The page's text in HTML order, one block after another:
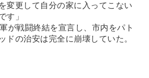
変更して自分の家に入ってこない
す」
が戦闘終結を宣言し、市内をパト
ドの治安は完全に崩壊していた。